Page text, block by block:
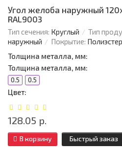
Угол желоба наружный
RAL9003
Тип сечения: Круглый Тип
наружный
Покрытие: Полиэстер
Толщина металла, мм:
Толщина металла, мм:
0.5 0.5
Цвет:
128.05 р.
В корзину Быстрый заказ